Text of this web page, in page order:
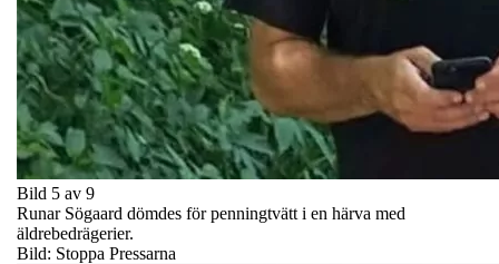
Bild 5 av 9
Runar Sögaard dömdes för penningtvätt i en härva med
äldrebedrägerier.
Bild: Stoppa Pressarna